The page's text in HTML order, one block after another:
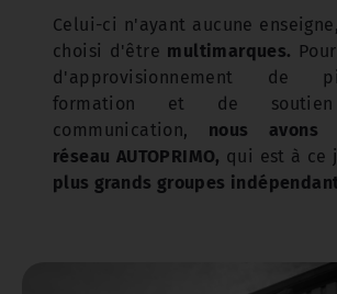
Celui-ci n'ayant aucune
choisi d'être multimarques.
d'approvisionnement de
formation et de
communication, nous avons
réseau AUTOPRIMO, qui est à ce
plus grands groupes